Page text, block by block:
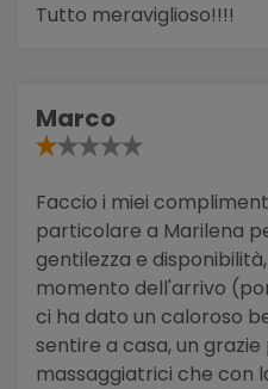
Tutto meraviglioso!!!!
Marco
Faccio i miei
particolare a Marilena
gentilezza e
momento dell'arrivo
ci ha dato un caloroso
sentire a casa, un
massaggiatrici che con